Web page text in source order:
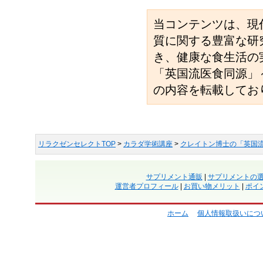
当コンテンツは、
質に関する豊富な
き、健康な食生活
「英国流医食同源
の内容を転載してお
リラクゼンセレクトTOP > カラダ学術講座 > クレイトン博士の「英国
サプリメント通販
サプリメントの
運営者プロフィール| お買い物メリット ポイ
ホーム 個人情報取扱いにつ